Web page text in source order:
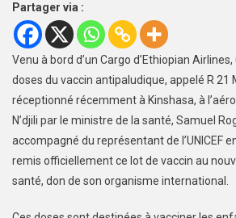
Partager via :
Venu à bord d’un Cargo d’Ethiopian
doses du vaccin antipaludique, appelé R 21
réceptionné récemment à Kinshasa, à
N’djili par le ministre de la santé, Samuel
accompagné du représentant de l’UNICEF
remis officiellement ce lot de vaccin au
santé, don de son organisme international.